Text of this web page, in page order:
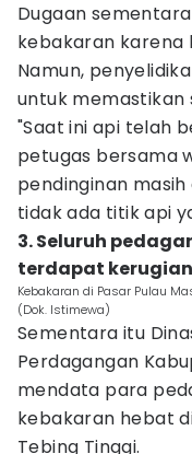
Dugaan
kebakaran karena
Namun,
untuk memastikan
"Saat ini api telah
petugas bersama
pendinginan
tidak ada titik api
3. Seluruh
terdapat
Kebakaran di Pasar Pulau
(Dok. Istimewa)
Sementara itu
Perdagangan
mendata para
kebakaran hebat
Tebing Tinggi.